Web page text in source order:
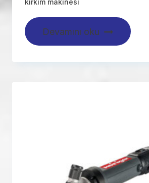
Devamını oku